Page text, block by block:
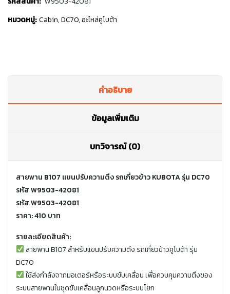
หมวดหมู่: Cabin,DC70,อะไหล่คูโบต้า
คำอธิบาย
ข้อมูลเพิ่มเติม
บทวิจารณ์ (0)
สายพาน B107 แขนปรับความตึง รถเกี่ยวข้าว KUBOTA รุ่น DC70
รหัส W9503-42081
รหัส W9503-42081
ราคา: 410 บาท
รายละเอียดสินค้า:
สายพาน B107 สำหรับแขนปรับความตึง รถเกี่ยวข้าวคูโบต้า รุ่น
DC70
ใช้ส่งกำลังจากมอเตอร์หรือระบบขับเคลื่อน เพื่อควบคุมความตึงของ
ระบบสายพานในชุดขับเคลื่อนลูกนวดหรือระบบโยก